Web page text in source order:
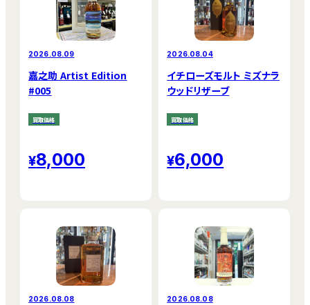
2026.08.09
嘉之助 Artist Edition
#005
買取価格
8,000
2026.08.04
イチローズモルト ミズナラ
ウッドリザーブ
買取価格
6,000
2026.08.08 2026.08.08